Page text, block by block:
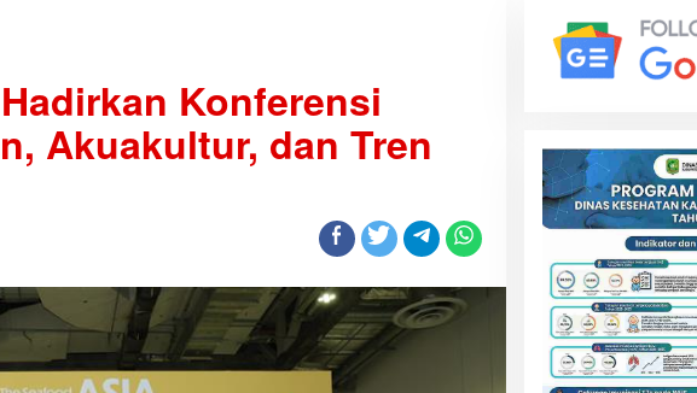
Konferensi
Akuakultur, dan Tren